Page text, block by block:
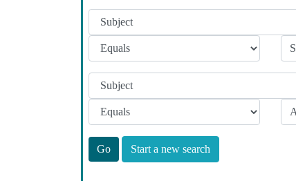
Start a new search